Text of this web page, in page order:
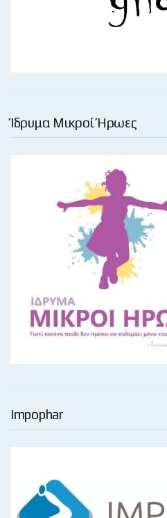
Ίδρυμα Μικροί Ήρωες
Impophar